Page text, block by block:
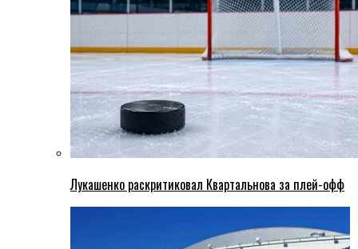
Лукашенко раскритиковал Квартальнова за плей-офф